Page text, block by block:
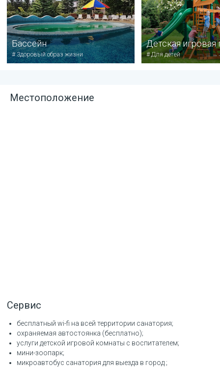
Бассейн
#Здоровый образ жизни
Детская
#Для детей
Местоположение
Сервис
бесплатный wi-fi на всей территории санатория
охраняемая автостоянка (бесплатно)
услуги детской игровой комнаты с воспитателем
мини-зоопарк
микроавтобус санатория для выезда в город